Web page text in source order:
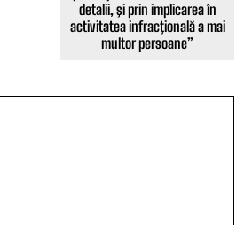
detalii, şi prin implicarea în
activitatea infracţională a mai
multor persoane”